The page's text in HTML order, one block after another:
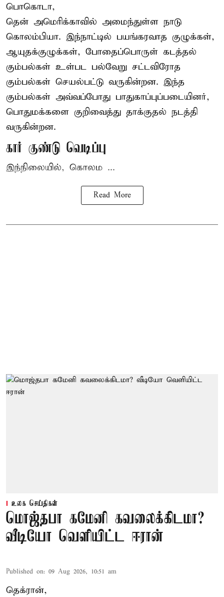
பொகொடா,
தென் அமெரிக்காவில் அமைந்துள்ள நாடு
கொலம்பியா. இந்நாட்டில் பயங்கரவாத குழுக்கள்,
ஆயுதக்குழுக்கள், போதைப்பொருள் கடத்தல்
கும்பல்கள் உள்பட பல்வேறு சட்டவிரோத
கும்பல்கள் செயல்பட்டு வருகின்றன. இந்த
கும்பல்கள் அவ்வப்போது பாதுகாப்புப்படையினர்,
பொதுமக்களை குறிவைத்து தாக்குதல் நடத்தி
வருகின்றன.
கார் குண்டு வெடிப்பு
இந்நிலையில், கொலம ...
Read More
உலக செய்திகள்
மொஜ்தபா கமேனி கவலைக்கிடமா?
வீடியோ வெளியிட்ட ஈரான்
Published on: 09 Aug 2026, 10:51 am
தெக்ரான்,